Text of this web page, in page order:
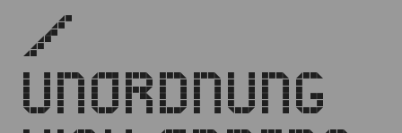
/
UNORDNUNG